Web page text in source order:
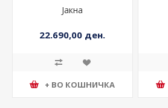
Јакна
22.690,00 ден.
+ ВО КОШНИЧКА